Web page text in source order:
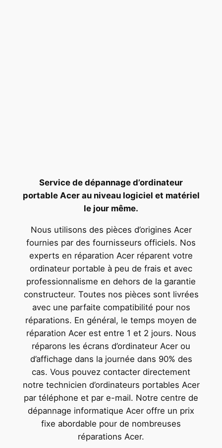
Service de dépannage d’ordinateur
portable Acer au niveau logiciel et matériel
le jour même.
Nous utilisons des pièces d’origines Acer
fournies par des fournisseurs officiels. Nos
experts en réparation Acer réparent votre
ordinateur portable à peu de frais et avec
professionnalisme en dehors de la garantie
constructeur. Toutes nos pièces sont livrées
avec une parfaite compatibilité pour nos
réparations. En général, le temps moyen de
réparation Acer est entre 1 et 2 jours. Nous
réparons les écrans d’ordinateur Acer ou
d’affichage dans la journée dans 90% des
cas. Vous pouvez contacter directement
notre technicien d’ordinateurs portables Acer
par téléphone et par e-mail. Notre centre de
dépannage informatique Acer offre un prix
fixe abordable pour de nombreuses
réparations Acer.